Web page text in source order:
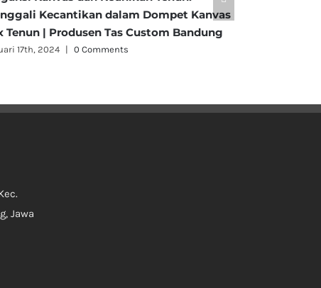
Kecantikan dalam Dompet Kanvas
Tenun | Produsen Tas Custom Bandung
17th, 2024 | 0 Comments
Jawa